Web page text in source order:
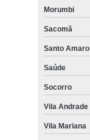
Morumbi
Sacomã
Santo Amaro
Saúde
Socorro
Vila Andrade
Vila Mariana